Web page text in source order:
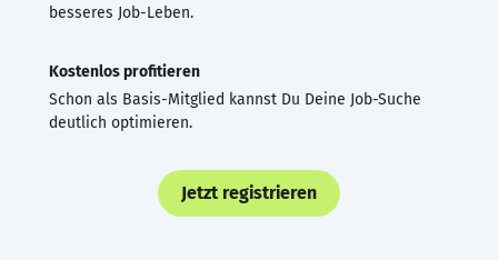
besseres Job-Leben.
Kostenlos profitieren
Schon als Basis-Mitglied kannst Du Deine Job-Suche
deutlich optimieren.
Jetzt registrieren